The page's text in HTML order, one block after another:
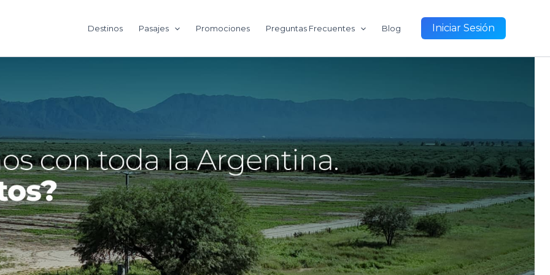
Destinos Pasajes Promociones Preguntas Frecuentes Blog Iniciar Sesión